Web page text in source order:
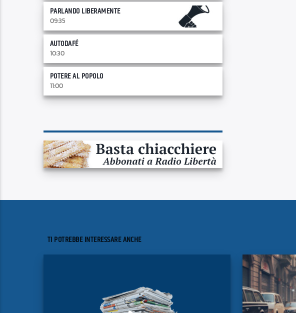
PARLANDO LIBERAMENTE
09:35
AUTODAFÉ
10:30
POTERE AL POPOLO
11:00
TI POTREBBE INTERESSARE ANCHE